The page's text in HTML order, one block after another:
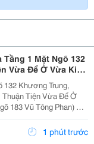
1 Mặt Ngõ 132
Vừa Để Ở Vừa Kinh
Tông Phan
132 Khương Trung,
Tiện Vừa Để Ở
183 Vũ Tông Phan) Vị
Tiện Vừa Để Ở Vừa
Kinh Doanh. Thông Tin Chi Tiết: Diện Tích:...1 phút trước